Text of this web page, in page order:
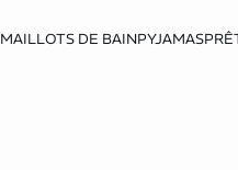
MAILLOTS DE BAINPYJAMAS